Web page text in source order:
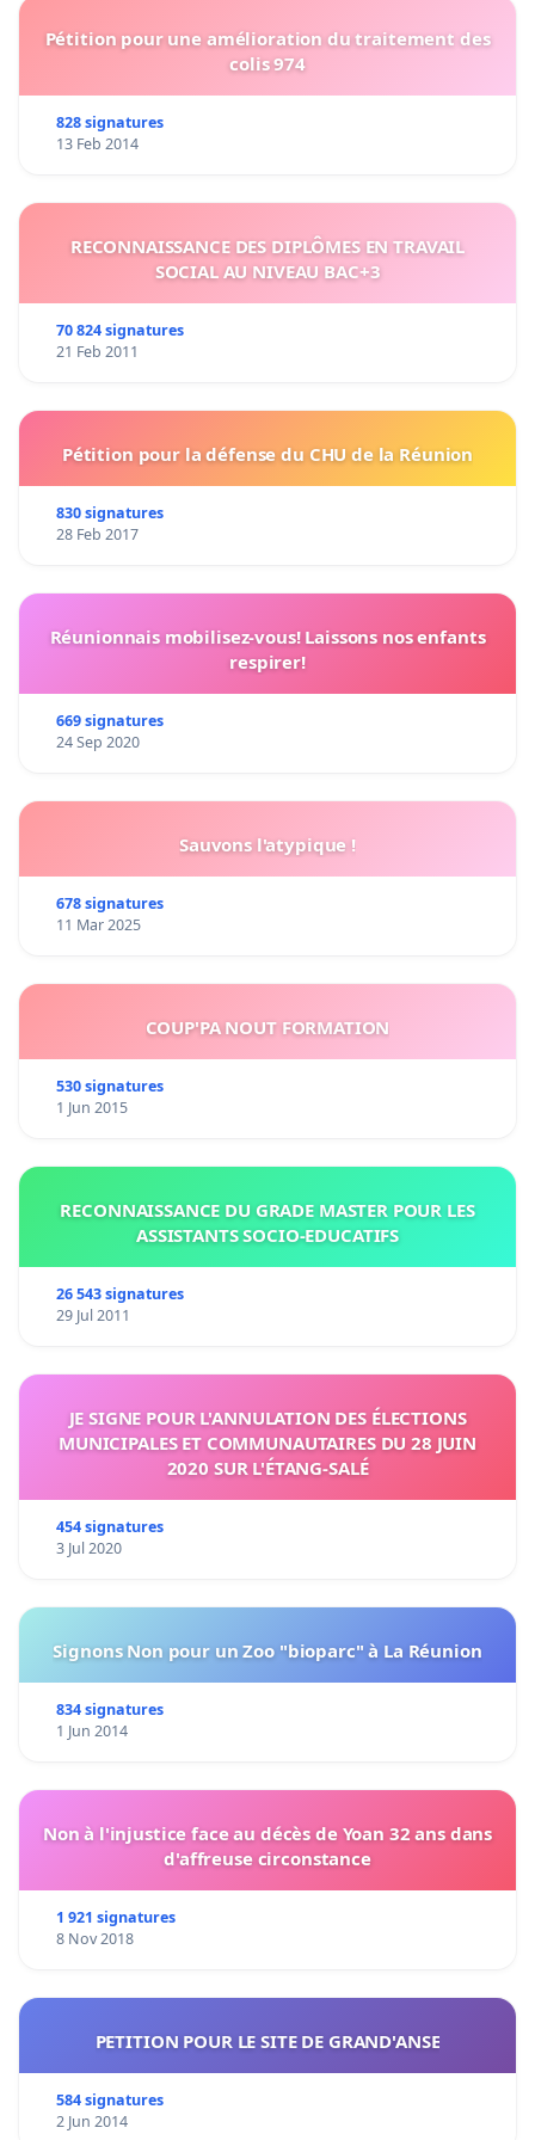
Pétition pour une amélioration du traitement des
colis 974
828 signatures
13 Feb 2014
RECONNAISSANCE DES DIPLÔMES EN TRAVAIL
SOCIAL AU NIVEAU BAC+3
70 824 signatures
21 Feb 2011
Pétition pour la défense du CHU de la Réunion
830 signatures
28 Feb 2017
Réunionnais mobilisez-vous! Laissons nos enfants
respirer!
669 signatures
24 Sep 2020
Sauvons l'atypique !
678 signatures
11 Mar 2025
COUP'PA NOUT FORMATION
530 signatures
1 Jun 2015
RECONNAISSANCE DU GRADE MASTER POUR LES
ASSISTANTS SOCIO-EDUCATIFS
26 543 signatures
29 Jul 2011
JE SIGNE POUR L'ANNULATION DES ÉLECTIONS
MUNICIPALES ET COMMUNAUTAIRES DU 28 JUIN
2020 SUR L'ÉTANG-SALÉ
454 signatures
3 Jul 2020
Signons Non pour un Zoo "bioparc" à La Réunion
834 signatures
1 Jun 2014
Non à l'injustice face au décès de Yoan 32 ans dans
d'affreuse circonstance
1 921 signatures
8 Nov 2018
PETITION POUR LE SITE DE GRAND'ANSE
584 signatures
2 Jun 2014